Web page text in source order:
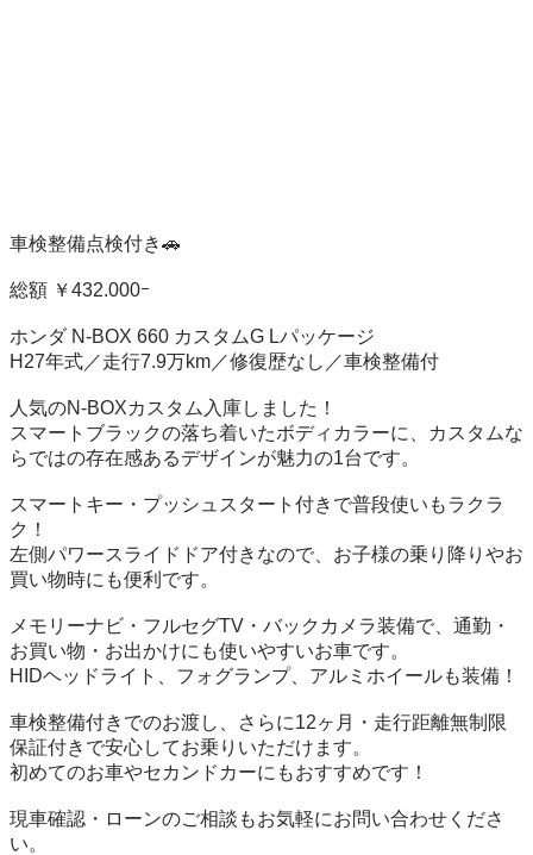
車検整備点検付き🚗
総額 ￥432.000ｰ
ホンダ N-BOX 660 カスタムG Lパッケージ
H27年式／走行7.9万km／修復歴なし／車検整備付
人気のN-BOXカスタム入庫しました！
スマートブラックの落ち着いたボディカラーに、カスタムな
らではの存在感あるデザインが魅力の1台です。
スマートキー・プッシュスタート付きで普段使いもラクラ
ク！
左側パワースライドドア付きなので、お子様の乗り降りやお
買い物時にも便利です。
メモリーナビ・フルセグTV・バックカメラ装備で、通勤・
お買い物・お出かけにも使いやすいお車です。
HIDヘッドライト、フォグランプ、アルミホイールも装備！
車検整備付きでのお渡し、さらに12ヶ月・走行距離無制限
保証付きで安心してお乗りいただけます。
初めてのお車やセカンドカーにもおすすめです！
現車確認・ローンのご相談もお気軽にお問い合わせくださ
い。